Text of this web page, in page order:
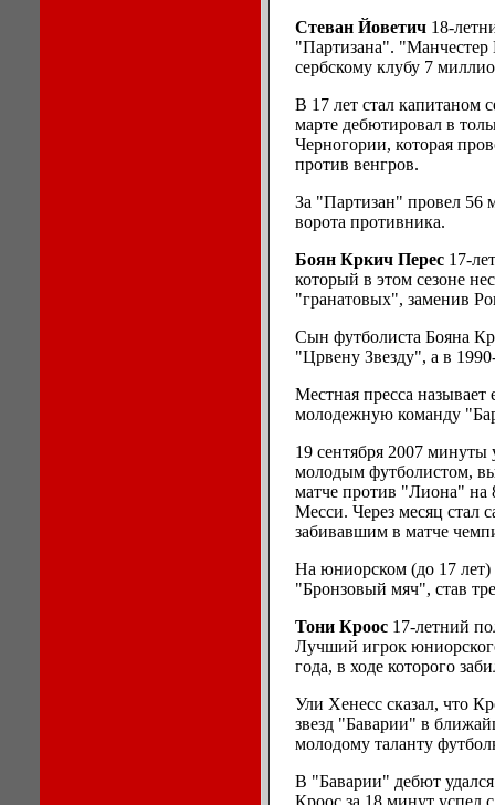
Стеван Йоветич 18-
"Партизана". "Манчестер
сербскому клубу 7
В 17 лет стал капитаном
марте дебютировал в
Черногории, которая
против венгров.
За "Партизан" провел 56
ворота противника.
Боян Кркич Перес 17-
который в этом сезоне
"гранатовых", заменив
Сын футболиста Бояна
"Црвену Звезду", а в
Местная пресса
молодежную команду
19 сентября 2007 минуты
молодым футболистом,
матче против "Лиона" на
Месси. Через месяц
забивавшим в матче
На юниорском (до 17 лет)
"Бронзовый мяч", став
Тони Кроос 17-летний
Лучший игрок
года, в ходе которого
Ули Хенесс сказал, что
звезд "Баварии" в
молодому таланту
В "Баварии" дебют
Кроос за 18 минут успел